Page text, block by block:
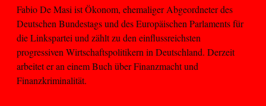
Fabio De Masi ist Ökonom, ehemaliger Abgeordneter des
Deutschen Bundestags und des Europäischen Parlaments für
die Linkspartei und zählt zu den einflussreichsten
progressiven Wirtschaftspolitikern in Deutschland. Derzeit
arbeitet er an einem Buch über Finanzmacht und
Finanzkriminalität.